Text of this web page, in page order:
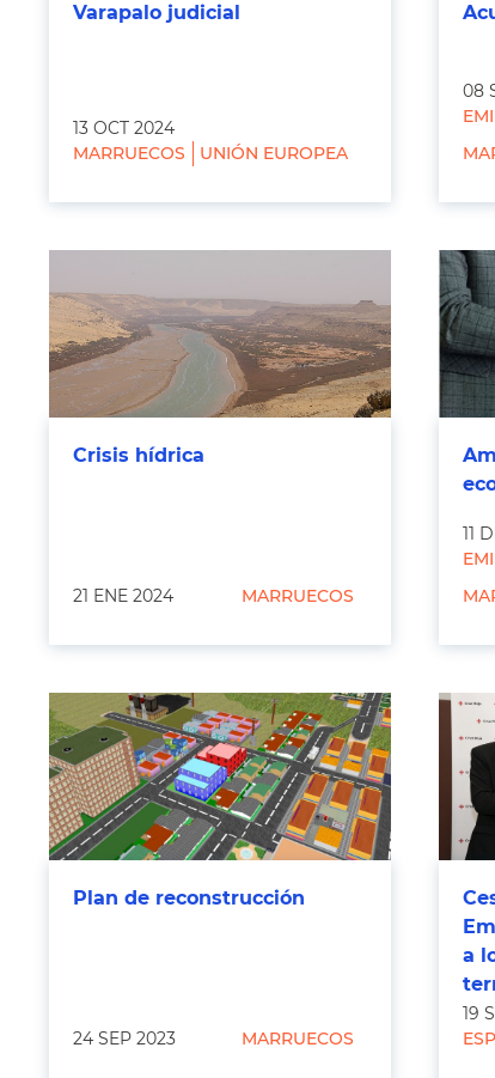
Varapalo judicial
13 OCT 2024
MARRUECOS
UNIÓN EUROPEA
08
Crisis hídrica
21 ENE 2024 MARRUECOS
11
Plan de reconstrucción
24 SEP 2023 MARRUECOS
a
19